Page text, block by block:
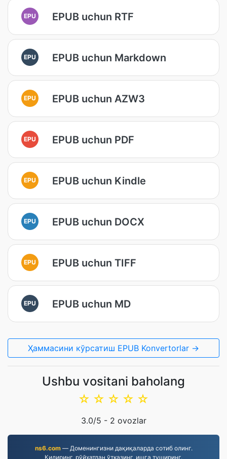
EPU EPUB uchun RTF
EPU EPUB uchun Markdown
EPU EPUB uchun AZW3
EPU EPUB uchun PDF
EPU EPUB uchun Kindle
EPU EPUB uchun DOCX
EPU EPUB uchun TIFF
EPU EPUB uchun MD
Ҳаммасини кўрсатиш EPUB Konvertorlar →
Ushbu vositani baholang
☆
☆
☆
☆
☆
3.0/5 - 2 ovozlar
ns6.com— Доменингизни дақиқаларда сотиб олинг.
Қидиринг, рўйхатдан ўтказинг, ишга туширинг.